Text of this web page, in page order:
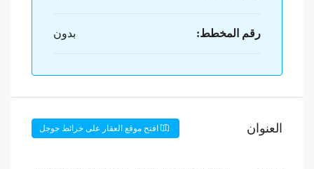
رقم المخطط: بدون
العنوان افتح موقع العقار على خرائط جوجل